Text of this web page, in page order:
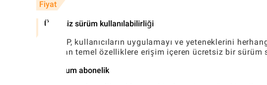
Fiyat
Ücretsiz sürüm kullanılabilirliği
FIKFAP, kullanıcıların uygulamayı ve yeteneklerini
tanıyan temel özelliklere erişim içeren ücretsiz bir sürüm
Premium abonelik